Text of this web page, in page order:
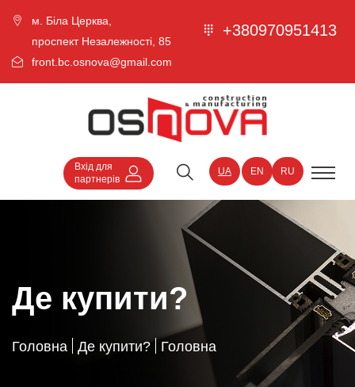
м. Біла Церква,
проспект Незалежності, 85
front.bc.osnova@gmail.com
+380970951413
Вхід для
партнерів
UA EN RU
Де купити?
Головна Де купити? Головна